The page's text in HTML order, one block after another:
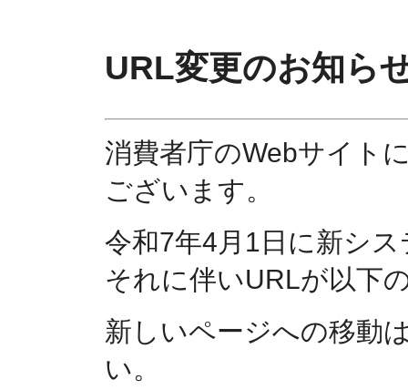
URL変更のお知ら
消費者庁のWebサイト
ございます。
令和7年4月1日に新シ
それに伴いURLが以下
新しいページへの移動
い。